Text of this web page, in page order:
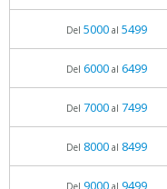
Del 5000al 5499
Del 6000al 6499
Del 7000al 7499
Del 8000al 8499
Del 9000al 9499